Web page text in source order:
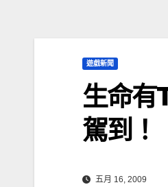
遊戲新聞
生命有
駕到！
五月 16, 2009